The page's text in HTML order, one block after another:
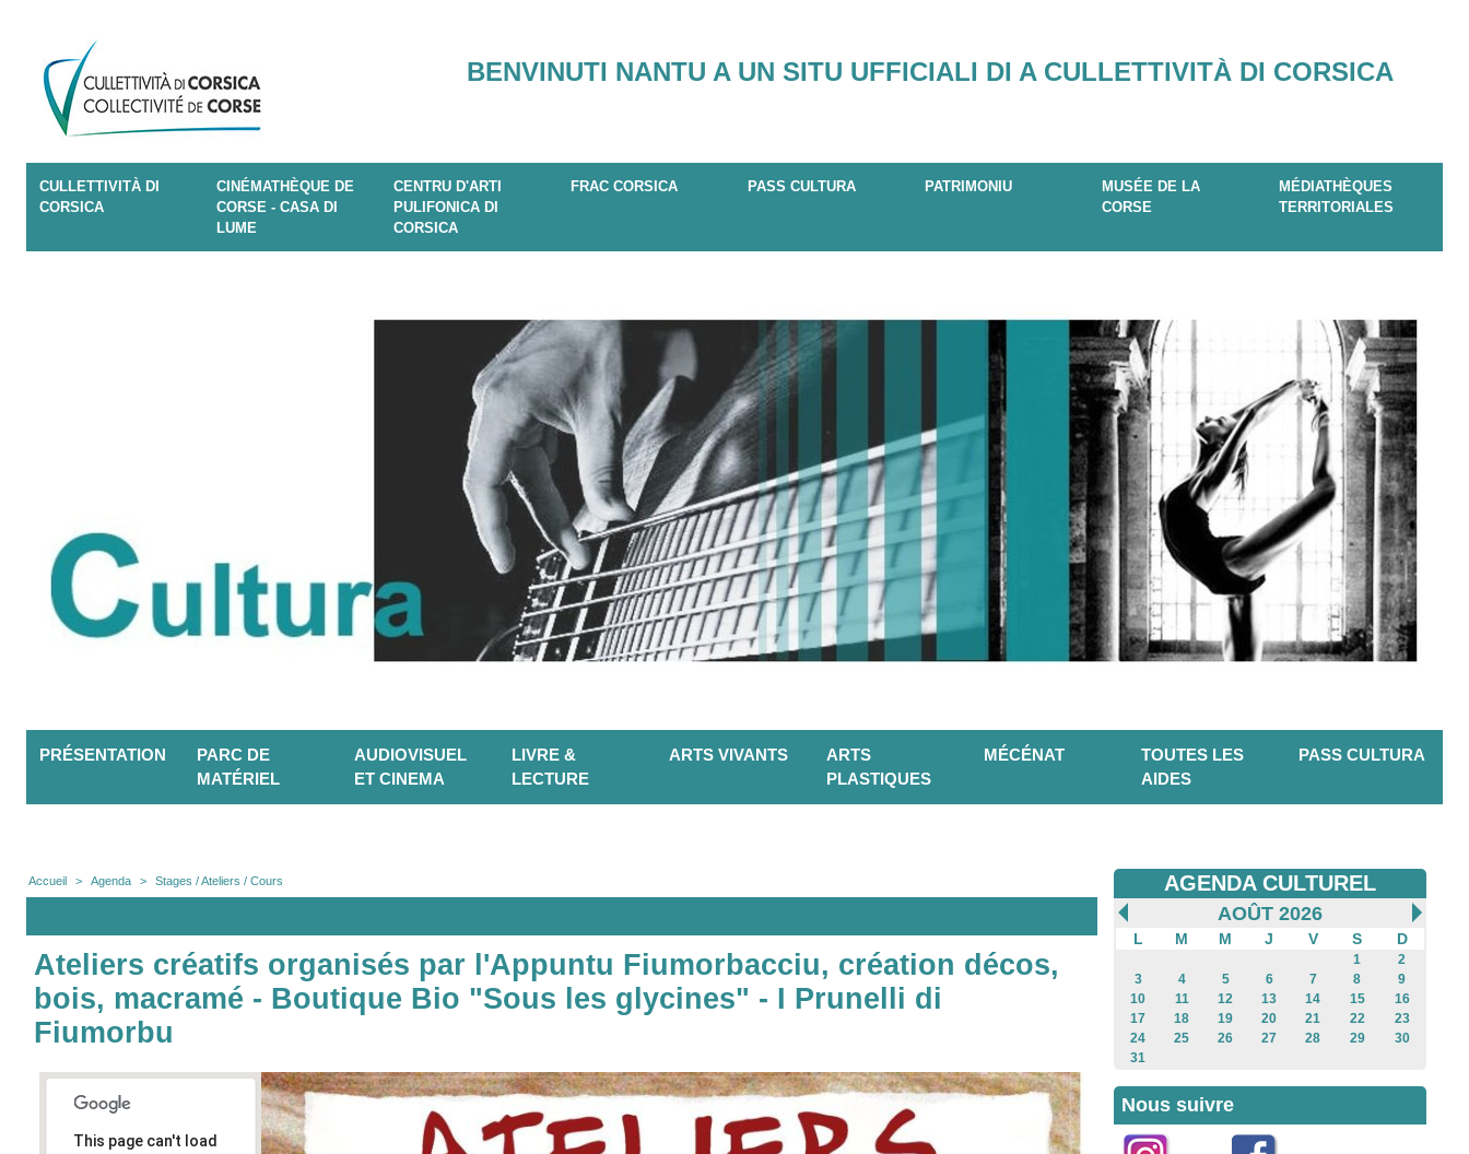
BENVINUTI NANTU A UN SITU UFFICIALI DI A CULLETTIVITÀ DI CORSICA
CULLETTIVITÀ DI
CORSICA
CINÉMATHÈQUE DE
CORSE - CASA DI
LUME
CENTRU D'ARTI
PULIFONICA DI
CORSICA
FRAC CORSICA PASS CULTURA PATRIMONIU
MUSÉE DE LA
CORSE
MÉDIATHÈQUES
TERRITORIALES
PRÉSENTATION
PARC DE
MATÉRIEL
AUDIOVISUEL
ET CINEMA
LIVRE &
LECTURE
ARTS VIVANTS
ARTS
PLASTIQUES
MÉCÉNAT
TOUTES LES
AIDES
PASS CULTURA
Accueil > Agenda > Stages / Ateliers / Cours
Ateliers créatifs organisés par l'Appuntu Fiumorbacciu, création décos,
bois, macramé - Boutique Bio "Sous les glycines" - I Prunelli di
Fiumorbu
This page can't load
AGENDA CULTUREL
AOÛT 2026
L M M J V S D
1
2
3
4 5 6 7 8
9
10
11 12 13 14 15
16
17
18 19 20 21 22
23
24
25 26 27 28 29
30
31
Nous suivre